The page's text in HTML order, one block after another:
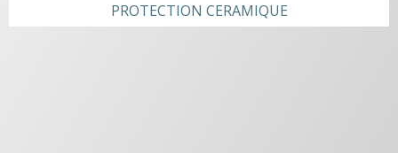
PROTECTION CERAMIQUE